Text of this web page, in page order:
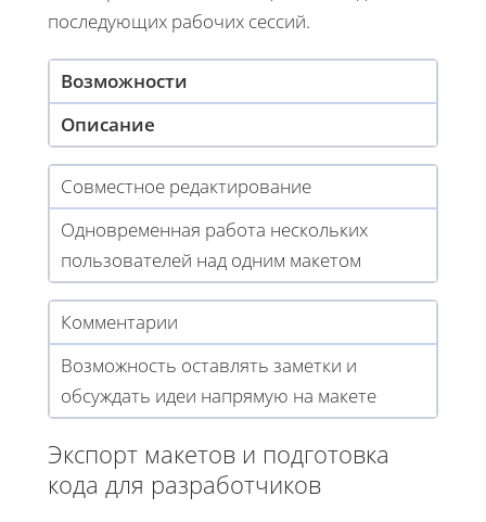
последующих рабочих сессий.
Возможности
Описание
Совместное редактирование
Одновременная работа нескольких
пользователей над одним макетом
Комментарии
Возможность оставлять заметки и
обсуждать идеи напрямую на макете
Экспорт макетов и подготовка
кода для разработчиков